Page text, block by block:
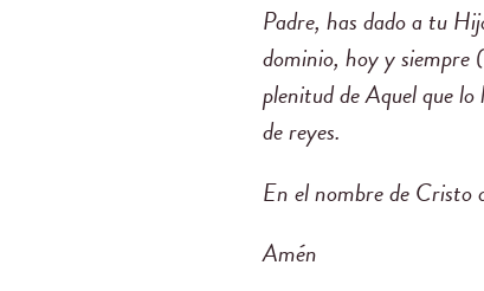
Padre, has dado a tu
dominio, hoy y siempre
plenitud de Aquel que
de reyes.
En el nombre de Cristo
Amén